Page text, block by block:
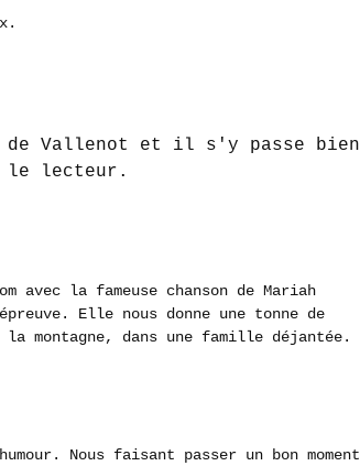
de Vallenot et il s'y passe bien
le lecteur.
avec la fameuse chanson de Mariah
Elle nous donne une tonne de
montagne, dans une famille déjantée.
Nous faisant passer un bon moment